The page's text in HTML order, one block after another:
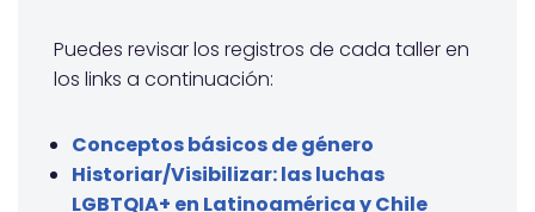
Puedes revisar los registros de cada taller en
los links a continuación:
Conceptos básicos de género
Historiar/Visibilizar: las luchas
LGBTQIA+ en Latinoamérica y Chile